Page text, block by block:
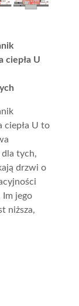
ciepła U
ciepła U to
tych,
drzwi o
Im jego
niższa,